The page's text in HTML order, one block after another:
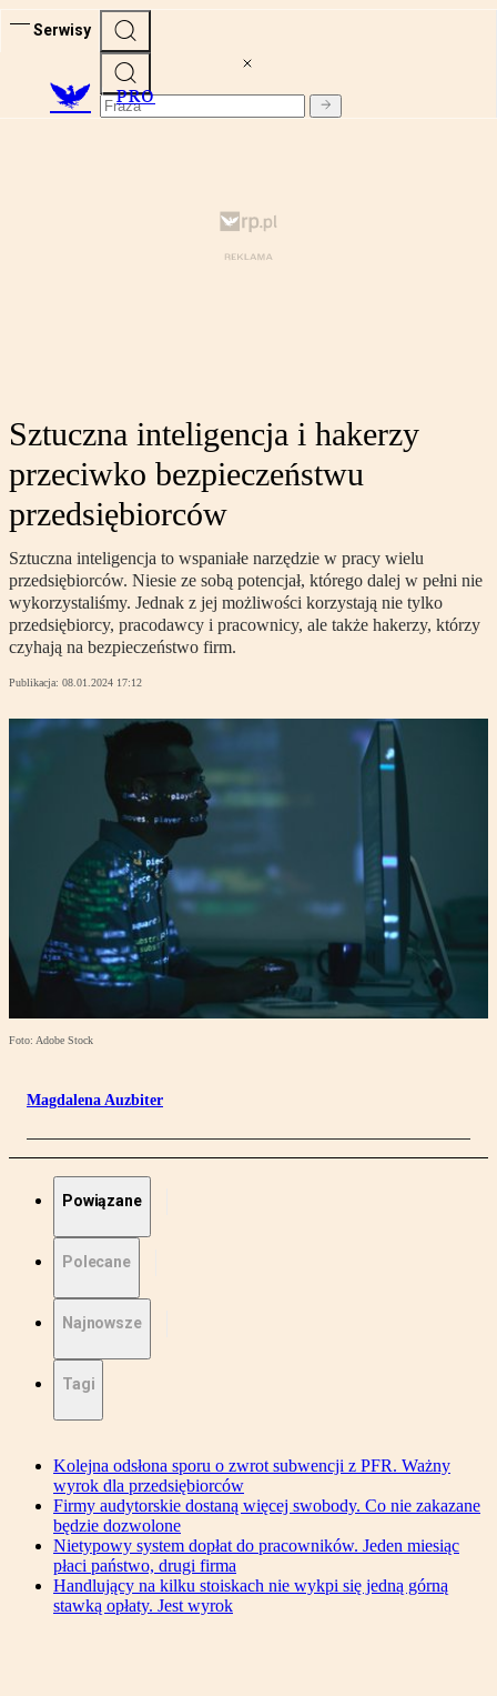
Serwisy
PRO
Sztuczna inteligencja i hakerzy
przeciwko bezpieczeństwu
przedsiębiorców
Sztuczna inteligencja to wspaniałe narzędzie w pracy wielu
przedsiębiorców. Niesie ze sobą potencjał, którego dalej w pełni nie
wykorzystaliśmy. Jednak z jej możliwości korzystają nie tylko
przedsiębiorcy, pracodawcy i pracownicy, ale także hakerzy, którzy
czyhają na bezpieczeństwo firm.
Publikacja: 08.01.2024 17:12
Foto: Adobe Stock
Magdalena Auzbiter
Powiązane
Polecane
Najnowsze
Tagi
Kolejna odsłona sporu o zwrot subwencji z PFR. Ważny
wyrok dla przedsiębiorców
Firmy audytorskie dostaną więcej swobody. Co nie zakazane
będzie dozwolone
Nietypowy system dopłat do pracowników. Jeden miesiąc
płaci państwo, drugi firma
Handlujący na kilku stoiskach nie wykpi się jedną górną
stawką opłaty. Jest wyrok